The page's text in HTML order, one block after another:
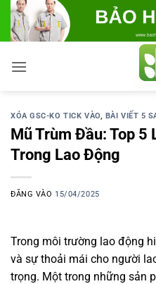
Bỏ
qua
nội
dung
XÓA GSC-KO TICK VÀO, BÀI VIẾT 5
Mũ Trùm Đầu: Top 5
Trong Lao Động
ĐĂNG VÀO 15/04/2025
Trong môi trường lao động
và sự thoải mái cho người
trọng. Một trong những sản